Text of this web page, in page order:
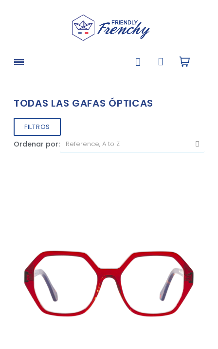
TODAS LAS GAFAS ÓPTICAS
FILTROS
Ordenar por: